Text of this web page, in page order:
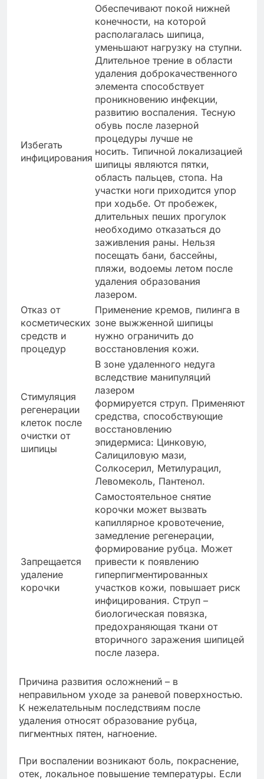
Избегать
инфицирования
Обеспечивают покой нижней
конечности, на которой
располагалась шипица,
уменьшают нагрузку на ступни.
Длительное трение в области
удаления доброкачественного
элемента способствует
проникновению инфекции,
развитию воспаления. Тесную
обувь после лазерной
процедуры лучше не
носить. Типичной локализацией
шипицы являются пятки,
область пальцев, стопа. На
участки ноги приходится упор
при ходьбе. От пробежек,
длительных пеших прогулок
необходимо отказаться до
заживления раны. Нельзя
посещать бани, бассейны,
пляжи, водоемы летом после
удаления образования
лазером.
Отказ от
косметических
средств и
процедур
Применение кремов, пилинга в
зоне выжженной шипицы
нужно ограничить до
восстановления кожи.
Стимуляция
регенерации
клеток после
очистки от
шипицы
В зоне удаленного недуга
вследствие манипуляций
лазером
формируется струп. Применяют
средства, способствующие
восстановлению
эпидермиса: Цинковую,
Салициловую мази,
Солкосерил, Метилурацил,
Левомеколь, Пантенол.
Запрещается
удаление
корочки
Самостоятельное снятие
корочки может вызвать
капиллярное кровотечение,
замедление регенерации,
формирование рубца. Может
привести к появлению
гиперпигментированных
участков кожи, повышает риск
инфицирования. Струп –
биологическая повязка,
предохраняющая ткани от
вторичного заражения шипицей
после лазера.
Причина развития осложнений – в
неправильном уходе за раневой поверхностью.
К нежелательным последствиям после
удаления относят образование рубца,
пигментных пятен, нагноение.
При воспалении возникают боль, покраснение,
отек, локальное повышение температуры. Если